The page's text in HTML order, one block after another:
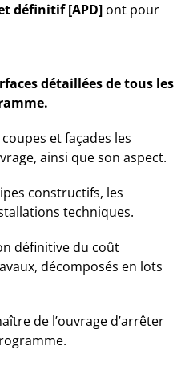
définitif [APD] ont pour
détaillées de tous les
et façades les
ainsi que son aspect.
constructifs, les
techniques.
définitive du coût
décomposés en lots
de l’ouvrage d’arrêter